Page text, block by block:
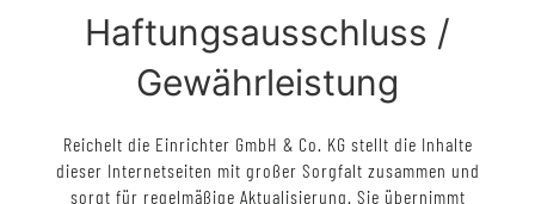
Haftungsausschluss /
Gewährleistung
Reichelt die Einrichter GmbH & Co. KG stellt die Inhalte
dieser Internetseiten mit großer Sorgfalt zusammen und
sorgt für regelmäßige Aktualisierung. Sie übernimmt